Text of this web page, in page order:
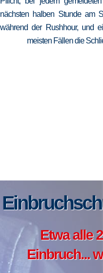
nächsten halben Stunde am
während der Rushhour, und
meisten Fällen die
Etwa alle
Einbruch...